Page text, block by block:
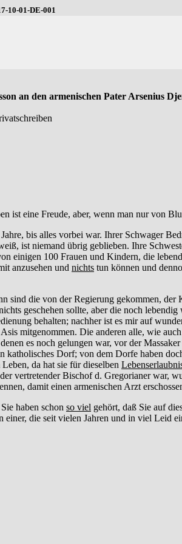
10-01-DE-001
an den armenischen Pater Arsenius
eine Freude, aber, wenn man nur von
bis alles vorbei war. Ihrer Schwager
ist niemand übrig geblieben. Ihre
einigen 100 Frauen und Kindern, die
anzusehen und nichts tun können und
die von der Regierung gekommen,
geschehen sollte, aber die noch
behalten; nachher ist es mir auf
mitgenommen. Die anderen alle, wie
es noch gelungen war, vor der
katholisches Dorf; von dem Dorfe haben
da hat sie für dieselben
vertretender Bischof d. Gregorianer war,
damit einen armenischen Arzt
haben schon so viel gehört, daß Sie auf
die seit vielen Jahren und in viel